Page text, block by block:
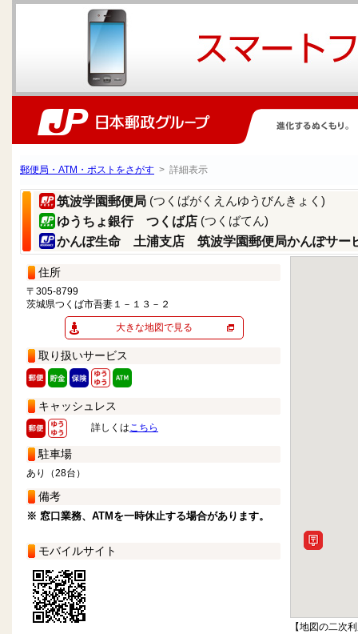
郵便局・ATM・ポストをさがす > 詳細表示
筑波学園郵便局 (つくばがくえんゆうびんきょく)
ゆうちょ銀行 つくば店 (つくばてん)
かんぽ生命 土浦支店 筑波学園郵便局かんぽサー
住所
〒305-8799
茨城県つくば市吾妻１－１３－２
大きな地図で見る
取り扱いサービス
キャッシュレス
詳しくはこちら
駐車場
あり（28台）
備考
※ 窓口業務、ATMを一時休止する場合があります。
モバイルサイト
【地図の二次